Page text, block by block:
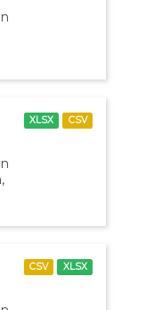
XLSX CSV
CSV XLSX